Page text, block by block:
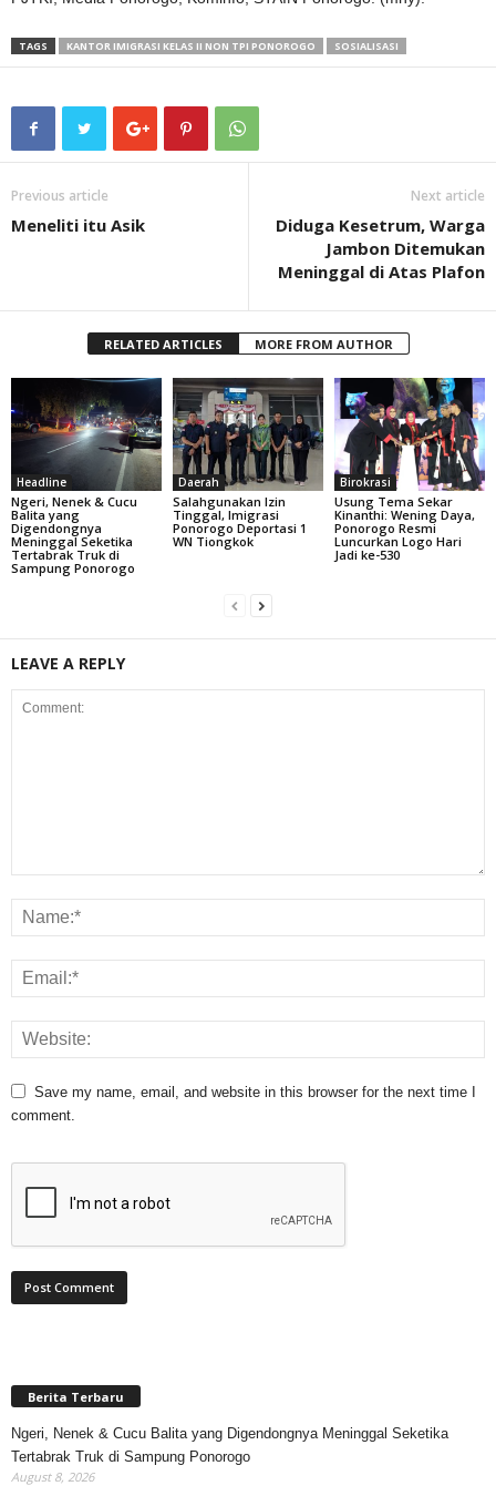
TAGS KANTOR IMIGRASI KELAS II NON TPI PONOROGO SOSIALISASI
Previous article
Meneliti itu Asik
Next article
Diduga Kesetrum, Warga
Jambon Ditemukan
Meninggal di Atas Plafon
RELATED ARTICLES MORE FROM AUTHOR
Headline
Ngeri, Nenek & Cucu
Balita yang
Digendongnya
Meninggal Seketika
Tertabrak Truk di
Sampung Ponorogo
Daerah
Salahgunakan Izin
Tinggal, Imigrasi
Ponorogo Deportasi 1
WN Tiongkok
Birokrasi
Usung Tema Sekar
Kinanthi: Wening Daya,
Ponorogo Resmi
Luncurkan Logo Hari
Jadi ke-530
LEAVE A REPLY
Save my name, email, and website in this browser for the next time I
comment.
Berita Terbaru
Ngeri, Nenek & Cucu Balita yang Digendongnya Meninggal Seketika
Tertabrak Truk di Sampung Ponorogo
August 8, 2026